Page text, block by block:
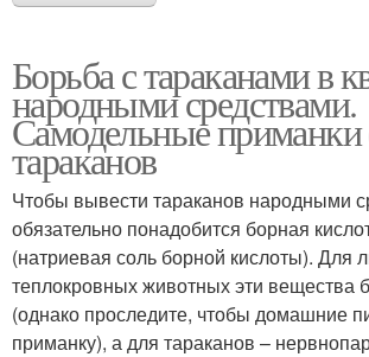
Борьба с тараканами в
народными средствами.
Самодельные приманки
тараканов
Чтобы вывести тараканов народными
обязательно понадобится борная
(натриевая соль борной кислоты). Для
теплокровных животных эти вещества
(однако проследите, чтобы домашние
приманку), а для тараканов –